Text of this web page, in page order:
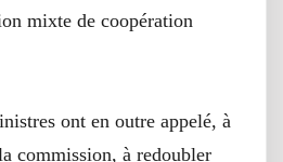
mixte de coopération
ont en outre appelé, à
commission, à redoubler